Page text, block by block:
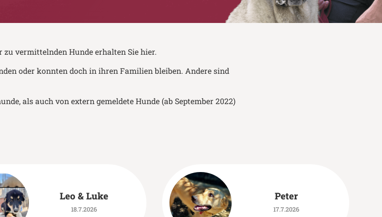
vermittelnden Hunde erhalten Sie hier.
oder konnten doch in ihren Familien bleiben. Andere sind
als auch von extern gemeldete Hunde (ab September 2022)
Leo & Luke
18.7.2026
Peter
17.7.2026